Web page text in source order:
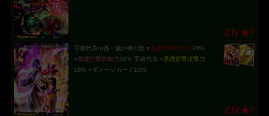
ZⅣ★7
宇宙代表or孫一族or神の気 ○基礎打撃攻撃力38%
○基礎打撃防御力38% 宇宙代表 ○基礎射撃攻撃力
18% ○ダメージガード10%
ZⅣ★7